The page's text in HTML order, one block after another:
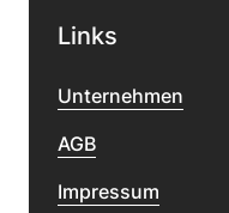
Links
Unternehmen
AGB
Impressum